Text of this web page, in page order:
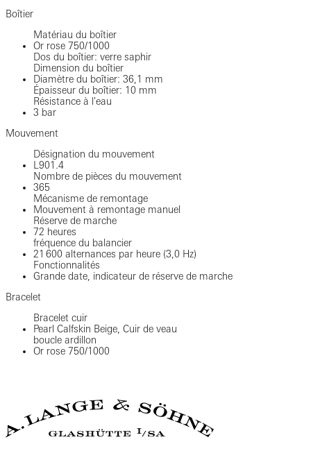
Boîtier
Matériau du boîtier
Or rose 750/1000
Dos du boîtier: verre saphir
Dimension du boîtier
Diamètre du boîtier: 36,1 mm
Épaisseur du boîtier: 10 mm
Résistance à l'eau
3 bar
Mouvement
Désignation du mouvement
L901.4
Nombre de pièces du mouvement
365
Mécanisme de remontage
Mouvement à remontage manuel
Réserve de marche
72 heures
fréquence du balancier
21 600 alternances par heure (3,0 Hz)
Fonctionnalités
Grande date, indicateur de réserve de marche
Bracelet
Bracelet cuir
Pearl Calfskin Beige, Cuir de veau
boucle ardillon
Or rose 750/1000